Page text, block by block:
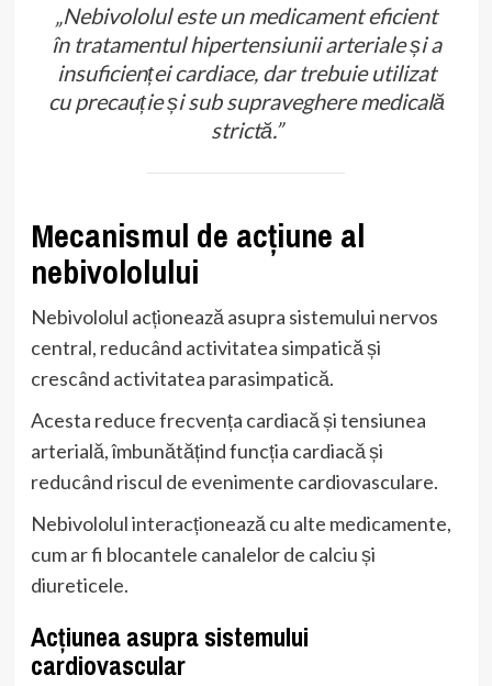
„Nebivololul este un medicament eficient
în tratamentul hipertensiunii arteriale și a
insuficienței cardiace, dar trebuie utilizat
cu precauție și sub supraveghere medicală
strictă.”
Mecanismul de acțiune al
nebivololului
Nebivololul acționează asupra sistemului nervos
central, reducând activitatea simpatică și
crescând activitatea parasimpatică.
Acesta reduce frecvența cardiacă și tensiunea
arterială, îmbunătățind funcția cardiacă și
reducând riscul de evenimente cardiovasculare.
Nebivololul interacționează cu alte medicamente,
cum ar fi blocantele canalelor de calciu și
diureticele.
Acțiunea asupra sistemului
cardiovascular